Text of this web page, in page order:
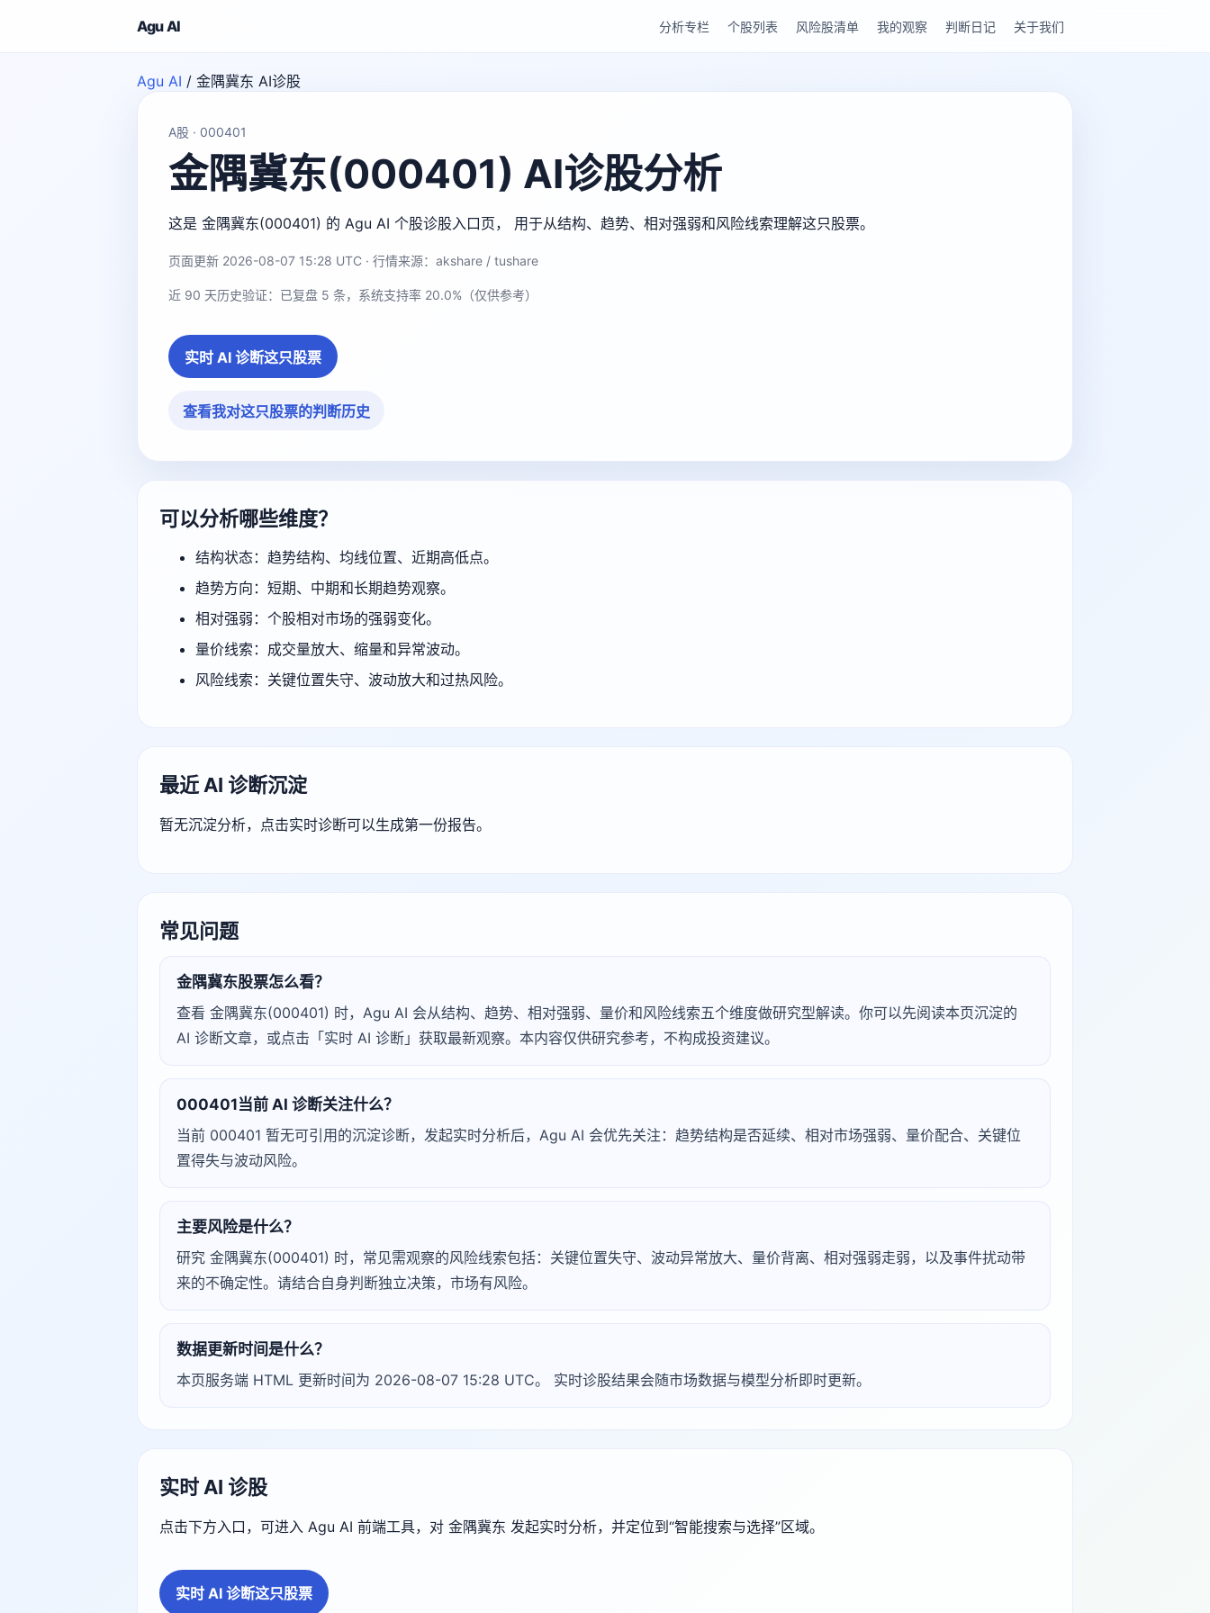
Agu AI 分析专栏 个股列表 风险股清单 我的观察 判断日记 关于我们
Agu AI / 金隅冀东 AI诊股
A股 · 000401
金隅冀东(000401) AI诊股分析
这是 金隅冀东(000401) 的 Agu AI 个股诊股入口页， 用于从结构、趋势、相对强弱和风险线索理解这只股票。
页面更新 2026-08-07 15:28 UTC · 行情来源：akshare / tushare
近 90 天历史验证：已复盘 5 条，系统支持率 20.0%（仅供参考）
实时 AI 诊断这只股票
查看我对这只股票的判断历史
可以分析哪些维度？
结构状态：趋势结构、均线位置、近期高低点。
趋势方向：短期、中期和长期趋势观察。
相对强弱：个股相对市场的强弱变化。
量价线索：成交量放大、缩量和异常波动。
风险线索：关键位置失守、波动放大和过热风险。
最近 AI 诊断沉淀
暂无沉淀分析，点击实时诊断可以生成第一份报告。
常见问题
金隅冀东股票怎么看？
查看 金隅冀东(000401) 时，Agu AI 会从结构、趋势、相对强弱、量价和风险线索五个维度做研究型解读。你可以先阅读本页沉淀的
AI 诊断文章，或点击「实时 AI 诊断」获取最新观察。本内容仅供研究参考，不构成投资建议。
000401当前 AI 诊断关注什么？
当前 000401 暂无可引用的沉淀诊断，发起实时分析后，Agu AI 会优先关注：趋势结构是否延续、相对市场强弱、量价配合、关键位
置得失与波动风险。
主要风险是什么？
研究 金隅冀东(000401) 时，常见需观察的风险线索包括：关键位置失守、波动异常放大、量价背离、相对强弱走弱，以及事件扰动带
来的不确定性。请结合自身判断独立决策，市场有风险。
数据更新时间是什么？
本页服务端 HTML 更新时间为 2026-08-07 15:28 UTC。 实时诊股结果会随市场数据与模型分析即时更新。
实时 AI 诊股
点击下方入口，可进入 Agu AI 前端工具，对 金隅冀东 发起实时分析，并定位到“智能搜索与选择”区域。
实时 AI 诊断这只股票